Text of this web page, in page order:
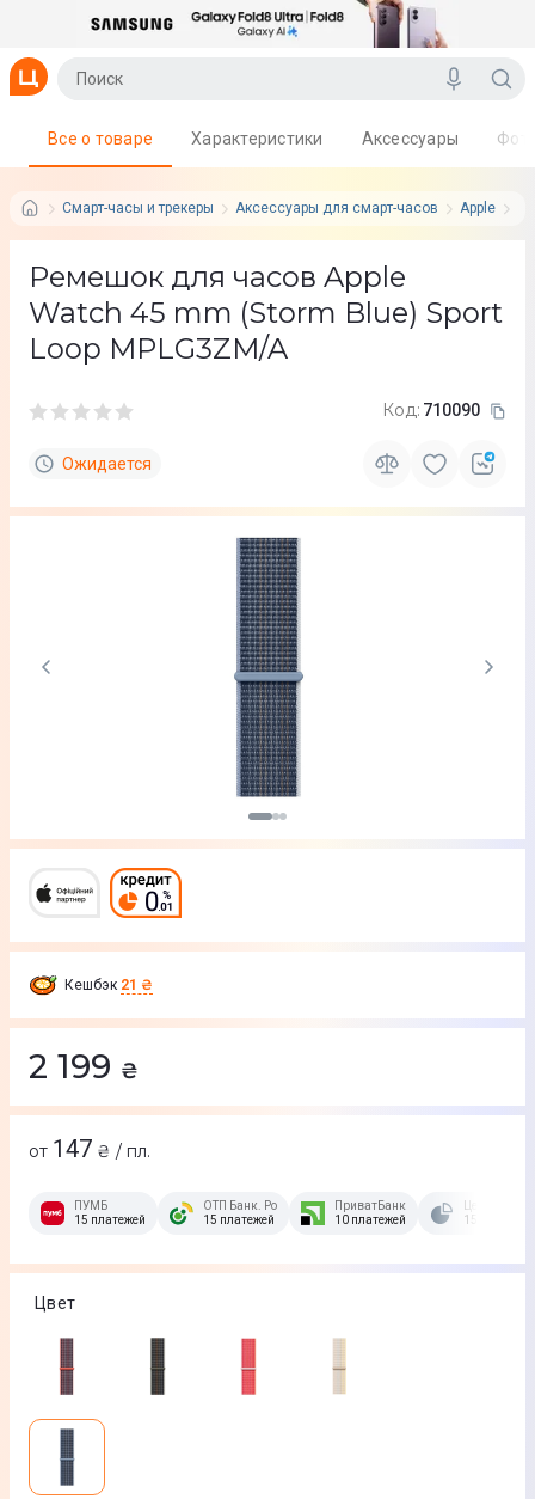
Смарт-часы и трекеры Аксессуары для смарт-часов Apple
Все о товаре Характеристики Аксессуары
Ремешок для часов Apple
Watch 45 mm (Storm Blue) Sport
Loop MPLG3ZM/A
Код: 710090
Ожидается
Кешбэк 21 ₴
2 199 ₴
от 147 ₴ / пл.
ПУМБ
15 платежей
ОТП Банк. Розстрочка Скибочка.
15 платежей
ПриватБанк
10 платежей
15 платежей
Цвет